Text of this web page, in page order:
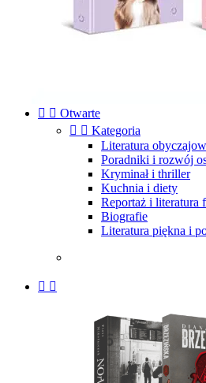
  Otwarte
  Kategoria
Literatura
Poradniki i rozwój
Kryminał i thriller
Kuchnia i diety
Reportaż i literatura
Biografie
Literatura piękna i
 